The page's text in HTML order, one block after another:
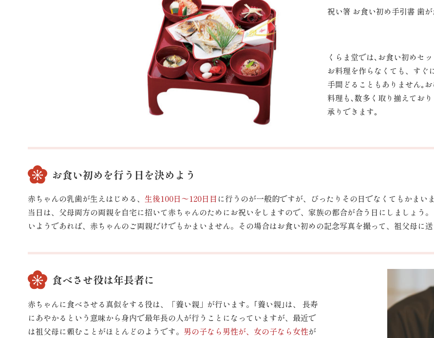
祝い箸 お食い初め手引書 歯
くらま堂では､お食い初めセ
お料理を作らなくても、すぐ
手間どることもありません｡
料理も､数多く取り揃えてお
承りできます｡
お食い初めを行う日を決めよう
赤ちゃんの乳歯が生えはじめる、 生後100日〜120日目 に行うのが一般的ですが、ぴったりその日でなくてもかまい
当日は、父母両方の両親を自宅に招いて赤ちゃんのためにお祝いをしますので、家族の都合が合う日にしましょう
いようであれば、赤ちゃんのご両親だけでもかまいません。その場合はお食い初めの記念写真を撮って、祖父母に
食べさせ役は年長者に
赤ちゃんに食べさせる真似をする役は、「養い親」が行います。｢養い親｣は、 長寿
にあやかるという意味から身内で最年長の人が行うことになっていますが、最近で
は祖父母に頼むことがほとんどのようです。 男の子なら男性が、女の子なら女性が